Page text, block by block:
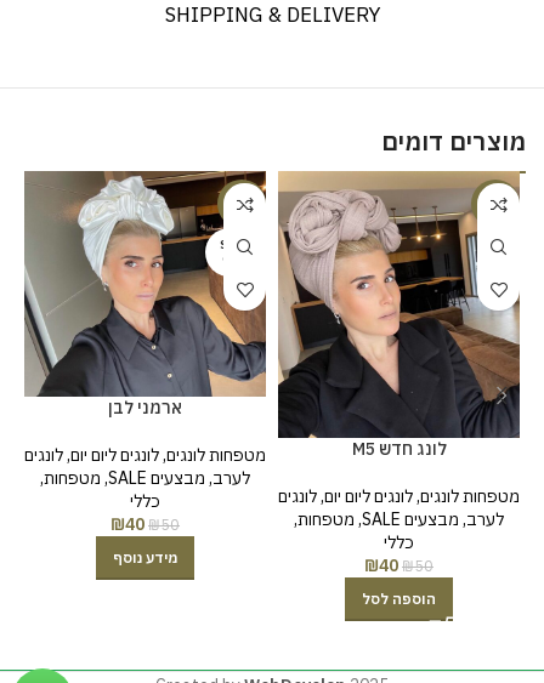
SHIPPING & DELIVERY
מוצרים דומים
-20%
לונג חדש M5
מטפחות לונגים,לונגים ליום יום,לונגים
לערב, מבצעים SALE , מטפחות,
כללי
₪50
₪40
הוספה לסל
-20%
SOLD
OUT
ארמני לבן
מטפחות לונגים,לונגים ליום יום,לונגים
לערב, מבצעים SALE , מטפחות,
כללי
₪50
₪40
מידע נוסף